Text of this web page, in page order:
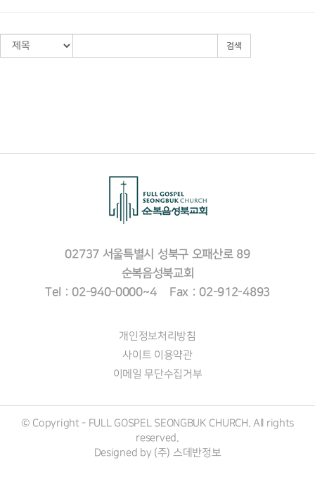
검색
02737 서울특별시 성북구 오패산로 89
순복음성북교회
Tel : 02-940-0000~4 Fax : 02-912-4893
개인정보처리방침
사이트 이용약관
이메일 무단수집거부
© Copyright - FULL GOSPEL SEONGBUK CHURCH. All rights
reserved.
Designed by (주) 스데반정보